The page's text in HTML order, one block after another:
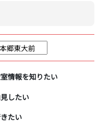
情報を知りたい
したい
たい